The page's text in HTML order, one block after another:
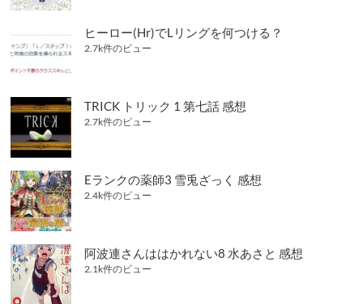
ヒーロー(Hr)でLリングを何つける？
2.7k件のビュー
TRICK トリック 1 第七話 感想
2.7k件のビュー
Eランクの薬師3 雪兎ざっく 感想
2.4k件のビュー
阿波連さんははかれない8 水あさと 感想
2.1k件のビュー